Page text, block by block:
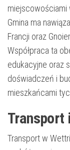
miejscowościami
Gmina ma
Francji oraz
Współpraca ta
edukacyjne oraz
doświadczeń i
mieszkańcami
Transport
Transport w